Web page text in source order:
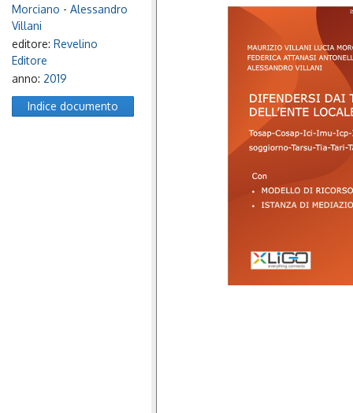
Morciano - Alessandro
Villani
editore: Revelino
Editore
anno: 2019
Indice documento